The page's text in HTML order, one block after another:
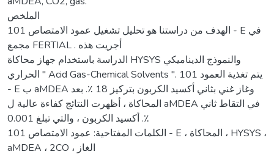
الملخص
الهدف من دراستنا هو تحليل تشغيل عمود الامتصاص 101 - E في
مجمع FERTIAL . أجريت هذه
الدراسة باستخدام جهاز محاكاة HYSYS والنموذج الديناميكي
الحراري " Acid Gas-Chemical Solvents ". يتم تغذية العمود 101
- E ب aMDEA وغاز غني بثاني أكسيد الكربون بتركيز 18 ٪. بعد
المحاكاة ، أظهرت النتائج كفاءة عالية ل aMDEA في التقاط ثاني
أكسيد الكربون ، والتي تبلغ 0.001 .٪
الكلمات المفتاحية: عمود الامتصاص 101 - E ، المحاكاة ، HYSYS ،
aMDEA ، 2CO ، الغاز